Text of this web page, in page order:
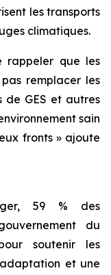
les transports
climatiques.
rappeler que les
remplacer les
de GES et autres
sain
fronts » ajoute
59 % des
du
soutenir les
et une